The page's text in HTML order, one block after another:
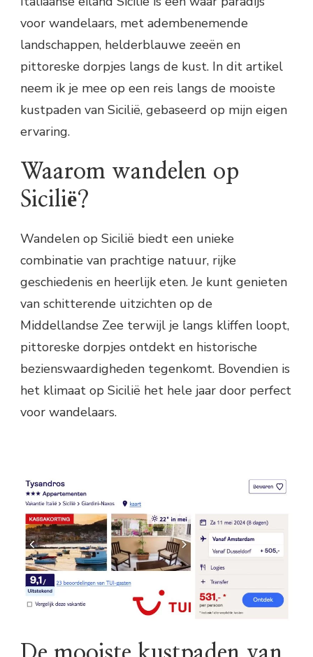
voor wandelaars, met adembenemende
landschappen, helderblauwe zeeën en
pittoreske dorpjes langs de kust. In dit artikel
neem ik je mee op een reis langs de mooiste
kustpaden van Sicilië, gebaseerd op mijn eigen
ervaring.
Waarom wandelen op
Sicilië?
Wandelen op Sicilië biedt een unieke
combinatie van prachtige natuur, rijke
geschiedenis en heerlijk eten. Je kunt genieten
van schitterende uitzichten op de
Middellandse Zee terwijl je langs kliffen loopt,
pittoreske dorpjes ontdekt en historische
bezienswaardigheden tegenkomt. Bovendien is
het klimaat op Sicilië het hele jaar door perfect
voor wandelaars.